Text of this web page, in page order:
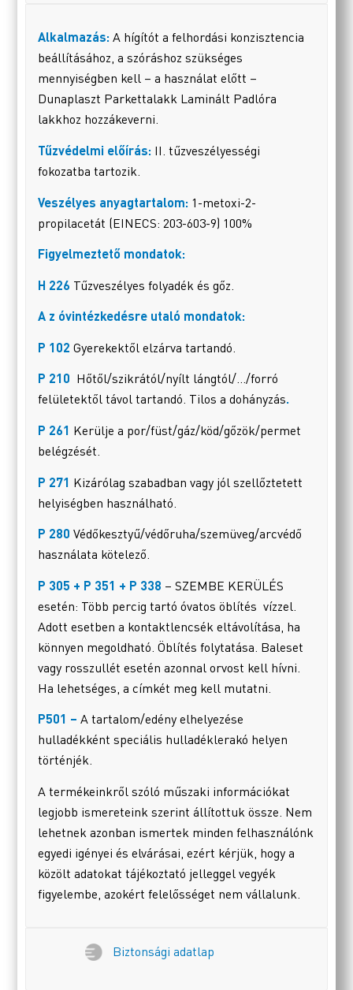
Alkalmazás:A hígítót a felhordási konzisztencia
beállításához, a szóráshoz szükséges
mennyiségben kell – a használat előtt –
Dunaplaszt Parkettalakk Laminált Padlóra
lakkhoz hozzákeverni.
Tűzvédelmi előírás: II. tűzveszélyességi
fokozatba tartozik.
Veszélyes anyagtartalom: 1-metoxi-2-
propilacetát (EINECS: 203-603-9) 100%
Figyelmeztető mondatok:
H 226 Tűzveszélyes folyadék és gőz.
A z óvintézkedésre utaló mondatok:
P 102Gyerekektől elzárva tartandó.
P 210 Hőtől/szikrától/nyílt lángtól/…/forró
felületektől távol tartandó. Tilos a dohányzás.
P 261 Kerülje a por/füst/gáz/köd/gőzök/permet
belégzését.
P 271 Kizárólag szabadban vagy jól szellőztetett
helyiségben használható.
P 280Védőkesztyű/védőruha/szemüveg/arcvédő
használata kötelező.
P 305 + P 351 + P 338 – SZEMBE KERÜLÉS
esetén: Több percig tartó óvatos öblítés vízzel.
Adott esetben a kontaktlencsék eltávolítása, ha
könnyen megoldható. Öblítés folytatása. Baleset
vagy rosszullét esetén azonnal orvost kell hívni.
Ha lehetséges, a címkét meg kell mutatni.
P501 –A tartalom/edény elhelyezése
hulladékként speciális hulladéklerakó helyen
történjék.
A termékeinkről szóló műszaki információkat
legjobb ismereteink szerint állítottuk össze. Nem
lehetnek azonban ismertek minden felhasználónk
egyedi igényei és elvárásai, ezért kérjük, hogy a
közölt adatokat tájékoztató jelleggel vegyék
figyelembe, azokért felelősséget nem vállalunk.
Biztonsági adatlap